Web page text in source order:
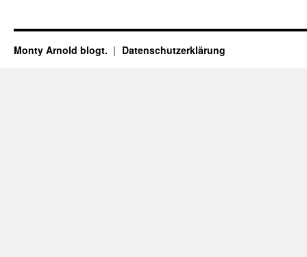
Monty Arnold blogt. Datenschutz­erklärung